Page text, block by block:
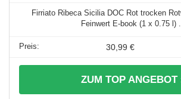
Firriato Ribeca Sicilia DOC Rot trocken
Feinwert E-book (1 x 0.75 l) ...
30,99 €
ZUM TOP ANGEBOT